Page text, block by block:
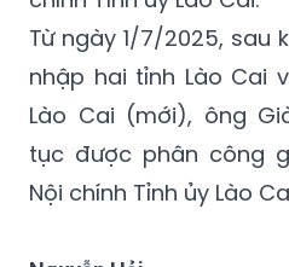
nhập hai tỉnh Lào Cai
Lào Cai (mới), ông
tục được phân công
Nội chính Tỉnh ủy Lào
Nguyễn Hải